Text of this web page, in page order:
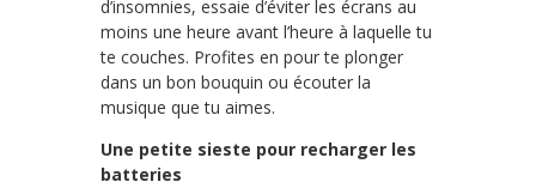
d’insomnies, essaie d’éviter les écrans au
moins une heure avant l’heure à laquelle tu
te couches. Profites en pour te plonger
dans un bon bouquin ou écouter la
musique que tu aimes.
Une petite sieste pour recharger les
batteries